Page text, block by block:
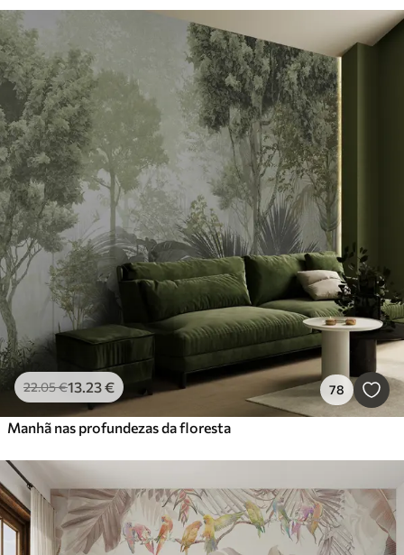
22.05€13.23€ 78
Manhã nas profundezas da floresta